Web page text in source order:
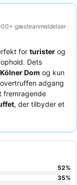
gæsteanmeldelser ·
for turister og
Dets
Kölner Dom og kun
adgang
fremragende
, der tilbyder et
personale,
52%
35%